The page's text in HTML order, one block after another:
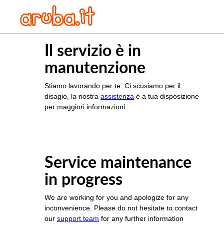
Il servizio è in
manutenzione
Stiamo lavorando per te. Ci scusiamo per il
disagio, la nostra assistenza è a tua disposizione
per maggiori informazioni
Service maintenance
in progress
We are working for you and apologize for any
inconvenience. Please do not hesitate to contact
our support team for any further information